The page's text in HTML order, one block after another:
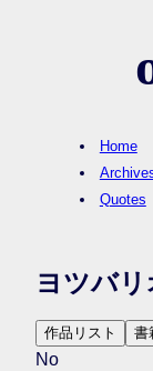
Home
Quotes
ヨツバリ
作品リスト 書
No